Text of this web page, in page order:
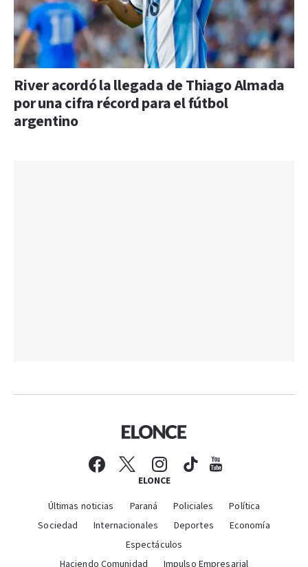
River acordó la llegada de Thiago Almada
por una cifra récord para el fútbol
argentino
ELONCE
Últimas noticias Paraná Policiales
Política
Sociedad
Internacionales Deportes
Economía
Espectáculos
Haciendo Comunidad
Impulso Empresarial